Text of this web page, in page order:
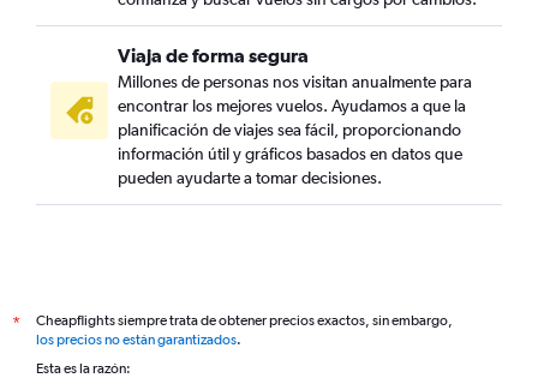
Viaja de forma segura
Millones de personas nos visitan anualmente para
encontrar los mejores vuelos. Ayudamos a que la
planificación de viajes sea fácil, proporcionando
información útil y gráficos basados en datos que
pueden ayudarte a tomar decisiones.
*
Cheapflights siempre trata de obtener precios exactos, sin embargo,
los precios no están garantizados.
Esta es la razón: